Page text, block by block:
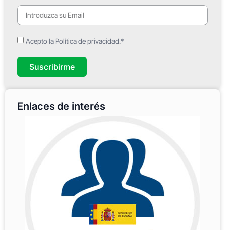
Acepto la Política de privacidad.*
Suscribirme
Enlaces de interés